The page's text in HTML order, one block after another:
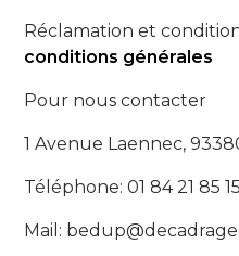
Réclamation et
conditions générales
Pour nous contacter
1 Avenue Laennec,
Téléphone: 01 84 21 85 15
Mail: